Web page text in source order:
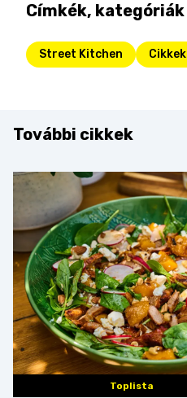
Címkék, kategóriák
Street Kitchen Cikkek
További cikkek
Toplista